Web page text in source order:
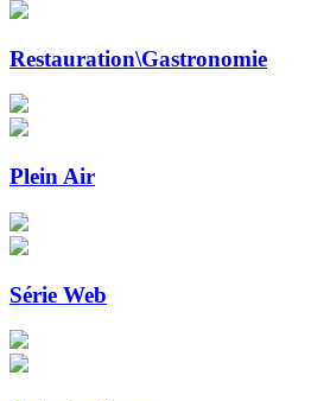
Restauration\Gastronomie
Plein Air
Série Web